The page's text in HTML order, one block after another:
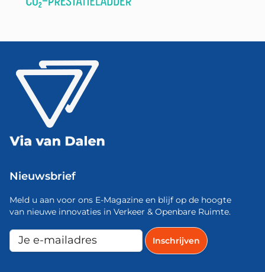
Nieuwsbrief
Meld u aan voor ons E-Magazine en blijf op de hoogte
van nieuwe innovaties in Verkeer & Openbare Ruimte.